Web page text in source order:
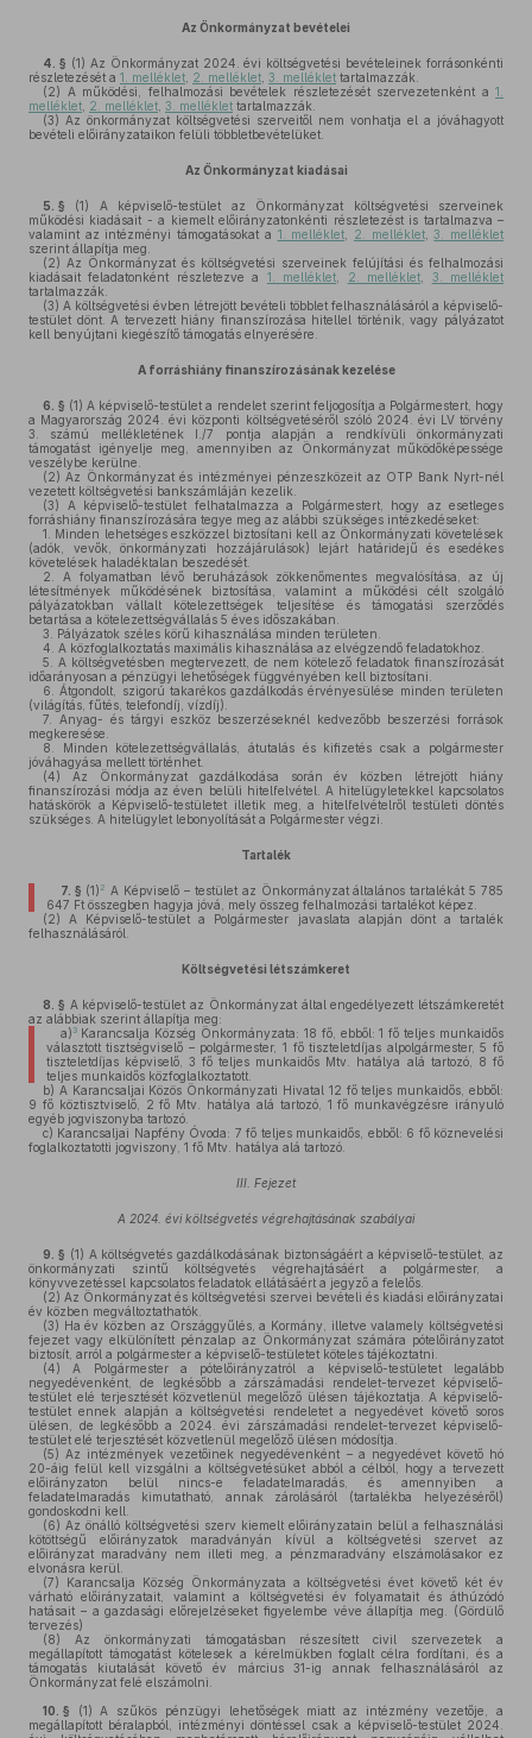
Az Önkormányzat bevételei
4. § (1) Az Önkormányzat 2024. évi költségvetési bevételeinek forrásonkénti
részletezését a 1. melléklet 2. melléklet 3. melléklet tartalmazzák.
(2) A működési, felhalmozási bevételek részletezését szervezetenként a 1.
melléklet 2. melléklet 3. melléklet tartalmazzák.
(3) Az önkormányzat költségvetési szerveitől nem vonhatja el a jóváhagyott
bevételi előirányzataikon felüli többletbevételüket.
Az Önkormányzat kiadásai
5. § (1)
A képviselő-testület az Önkormányzat költségvetési szerveinek
működési kiadásait - a kiemelt előirányzatonkénti részletezést is tartalmazva –
valamint az intézményi támogatásokat a 1. melléklet 2. melléklet,3. melléklet
szerint állapítja meg.
(2) Az Önkormányzat és költségvetési szerveinek felújítási és felhalmozási
kiadásait feladatonként részletezve a 1. melléklet 2. melléklet
3. melléklet
tartalmazzák.
(3) A költségvetési évben létrejött bevételi többlet felhasználásáról a képviselő-
testület dönt. A tervezett hiány finanszírozása hitellel történik, vagy pályázatot
kell benyújtani kiegészítő támogatás elnyerésére.
A forráshiány finanszírozásának kezelése
6. § (1) A képviselő-testület a rendelet szerint feljogosítja a Polgármestert, hogy
a Magyarország 2024. évi központi költségvetéséről szóló 2024. évi LV törvény
3. számú mellékletének I./7 pontja alapján a rendkívüli önkormányzati
támogatást igényelje meg, amennyiben az Önkormányzat működőképessége
veszélybe kerülne.
(2) Az Önkormányzat és intézményei pénzeszközeit az OTP Bank Nyrt-nél
vezetett költségvetési bankszámláján kezelik.
(3) A képviselő-testület felhatalmazza a Polgármestert, hogy az esetleges
forráshiány finanszírozására tegye meg az alábbi szükséges intézkedéseket:
1.
Minden lehetséges eszközzel biztosítani kell az Önkormányzati követelések
(adók, vevők, önkormányzati hozzájárulások) lejárt határidejű és esedékes
követelések haladéktalan beszedését.
2.
A folyamatban lévő beruházások zökkenőmentes megvalósítása, az új
létesítmények működésének biztosítása, valamint a működési célt szolgáló
pályázatokban vállalt kötelezettségek teljesítése és támogatási szerződés
betartása a kötelezettségvállalás 5 éves időszakában.
3.
Pályázatok széles körű kihasználása minden területen.
4. A közfoglalkoztatás maximális kihasználása az elvégzendő feladatokhoz.
5.
A költségvetésben megtervezett, de nem kötelező feladatok finanszírozását
időarányosan a pénzügyi lehetőségek függvényében kell biztosítani.
6.
Átgondolt, szigorú takarékos gazdálkodás érvényesülése minden területen
(világítás, fűtés, telefondíj, vízdíj).
7.
Anyag- és tárgyi eszköz beszerzéseknél kedvezőbb beszerzési források
megkeresése.
8.
Minden kötelezettségvállalás, átutalás és kifizetés csak a polgármester
jóváhagyása mellett történhet.
(4) Az Önkormányzat gazdálkodása során év közben létrejött hiány
finanszírozási módja az éven belüli hitelfelvétel. A hitelügyletekkel kapcsolatos
hatáskörök a Képviselő-testületet illetik meg, a hitelfelvételről testületi döntés
szükséges. A hitelügylet lebonyolítását a Polgármester végzi.
Tartalék
7. § (1) 2 A Képviselő – testület az Önkormányzat általános tartalékát 5 785
647 Ft összegben hagyja jóvá, mely összeg felhalmozási tartalékot képez.
(2) A Képviselő-testület a Polgármester javaslata alapján dönt a tartalék
felhasználásáról.
Költségvetési létszámkeret
8. § A képviselő-testület az Önkormányzat által engedélyezett létszámkeretét
az alábbiak szerint állapítja meg:
a) 3Karancsalja Község Önkormányzata: 18 fő, ebből: 1 fő teljes munkaidős
választott tisztségviselő – polgármester, 1 fő tiszteletdíjas alpolgármester, 5 fő
tiszteletdíjas képviselő, 3 fő teljes munkaidős Mtv. hatálya alá tartozó, 8 fő
teljes munkaidős közfoglalkoztatott.
b) A Karancsaljai Közös Önkormányzati Hivatal 12 fő teljes munkaidős, ebből:
9 fő köztisztviselő, 2 fő Mtv. hatálya alá tartozó, 1 fő munkavégzésre irányuló
egyéb jogviszonyba tartozó.
c) Karancsaljai Napfény Óvoda: 7 fő teljes munkaidős, ebből: 6 fő köznevelési
foglalkoztatotti jogviszony, 1 fő Mtv. hatálya alá tartozó.
III. Fejezet
A 2024. évi költségvetés végrehajtásának szabályai
9. § (1) A költségvetés gazdálkodásának biztonságáért a képviselő-testület, az
önkormányzati szintű költségvetés végrehajtásáért a polgármester, a
könyvvezetéssel kapcsolatos feladatok ellátásáért a jegyző a felelős.
(2) Az Önkormányzat és költségvetési szervei bevételi és kiadási előirányzatai
év közben megváltoztathatók.
(3) Ha év közben az Országgyűlés, a Kormány, illetve valamely költségvetési
fejezet vagy elkülönített pénzalap az Önkormányzat számára pótelőirányzatot
biztosít, arról a polgármester a képviselő-testületet köteles tájékoztatni.
(4) A Polgármester a pótelőirányzatról a képviselő-testületet legalább
negyedévenként, de legkésőbb a zárszámadási rendelet-tervezet képviselő-
testület elé terjesztését közvetlenül megelőző ülésen tájékoztatja. A képviselő-
testület ennek alapján a költségvetési rendeletet a negyedévet követő soros
ülésen, de legkésőbb a 2024. évi zárszámadási rendelet-tervezet képviselő-
testület elé terjesztését közvetlenül megelőző ülésen módosítja.
(5) Az intézmények vezetőinek negyedévenként – a negyedévet követő hó
20-áig felül kell vizsgálni a költségvetésüket abból a célból, hogy a tervezett
előirányzaton belül nincs-e feladatelmaradás, és amennyiben a
feladatelmaradás kimutatható, annak zárolásáról (tartalékba helyezéséről)
gondoskodni kell.
(6) Az önálló költségvetési szerv kiemelt előirányzatain belül a felhasználási
kötöttségű előirányzatok maradványán kívül a költségvetési szervet az
előirányzat maradvány nem illeti meg, a pénzmaradvány elszámolásakor ez
elvonásra kerül.
(7) Karancsalja Község Önkormányzata a költségvetési évet követő két év
várható előirányzatait, valamint a költségvetési év folyamatait és áthúzódó
hatásait – a gazdasági előrejelzéseket figyelembe véve állapítja meg. (Gördülő
tervezés)
(8) Az önkormányzati támogatásban részesített civil szervezetek a
megállapított támogatást kötelesek a kérelmükben foglalt célra fordítani, és a
támogatás kiutalását követő év március 31-ig annak felhasználásáról az
Önkormányzat felé elszámolni.
10. § (1) A szűkös pénzügyi lehetőségek miatt az intézmény vezetője, a
megállapított béralapból, intézményi döntéssel csak a képviselő-testület 2024.